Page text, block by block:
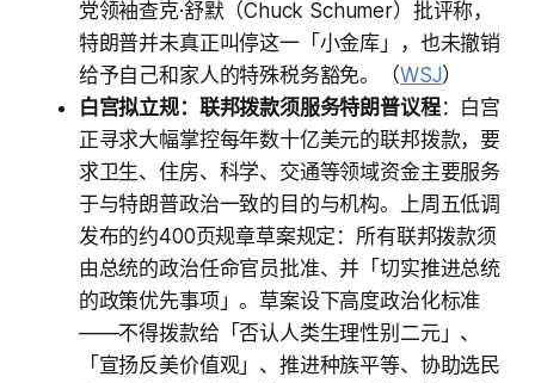
党领袖查克·舒默（Chuck Schumer）批评称，
特朗普并未真正叫停这一「小金库」，也未撤销
给予自己和家人的特殊税务豁免。（WSJ）
白宫拟立规：联邦拨款须服务特朗普议程：白宫
正寻求大幅掌控每年数十亿美元的联邦拨款，要
求卫生、住房、科学、交通等领域资金主要服务
于与特朗普政治一致的目的与机构。上周五低调
发布的约400页规章草案规定：所有联邦拨款须
由总统的政治任命官员批准、并「切实推进总统
的政策优先事项」。草案设下高度政治化标准
——不得拨款给「否认人类生理性别二元」、
「宣扬反美价值观」、推进种族平等、协助选民